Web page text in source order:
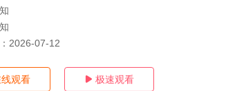
2026-07-12
观看  极速观看